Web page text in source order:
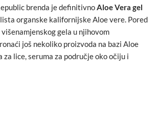
brenda je definitivnoAloe Vera gel
organske kalifornijske Aloe vere. Pored
gela u njihovom
još nekoliko proizvoda na bazi Aloe
lice, seruma za područje oko očiju i